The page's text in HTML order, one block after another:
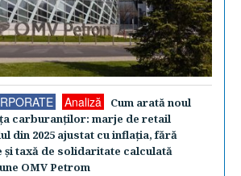
Analiză
Cum arată noul
carburanţilor: marje de retail
din 2025 ajustat cu inflaţia, fără
taxă de solidaritate calculată
OMV Petrom